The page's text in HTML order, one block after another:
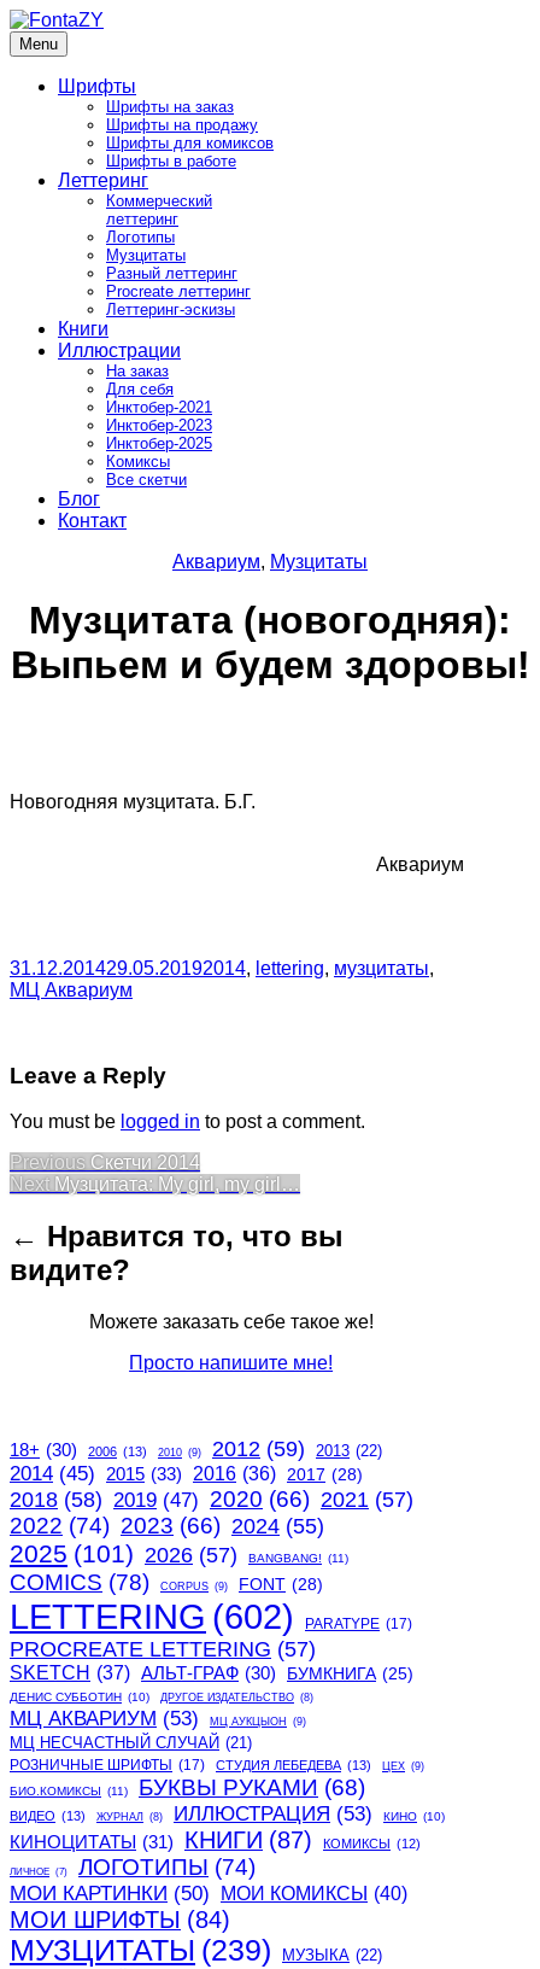
Skip
to
content
FontaZY
Fonts and pictures by Zakhar Yaschin
Menu
Шрифты
Шрифты на заказ
Шрифты на продажу
Шрифты для комиксов
Шрифты в работе
Леттеринг
Коммерческий
леттеринг
Логотипы
Музцитаты
Разный леттеринг
Procreate леттеринг
Леттеринг-эскизы
Книги
Иллюстрации
На заказ
Для себя
Инктобер-2021
Инктобер-2023
Инктобер-2025
Комиксы
Все скетчи
Блог
Контакт
Аквариум, Музцитаты
Музцитата (новогодняя):
Выпьем и будем здоровы!
Новогодняя музцитата. Б.Г.
Аквариум
31.12.201429.05.20192014, lettering, музцитаты,
МЦ Аквариум
Leave a Reply
You must be logged in to post a comment.
Post
navigation
Previous Previous
post:
Скетчи 2014
Next Next
Музцитата: My girl, my girl…
← Нравится то, что вы
видите?
Можете заказать себе такое же!
Просто напишите мне!
18+ (30) 2006 (13) 2010 (9) 2012 (59) 2013 (22)
2014 (45) 2015 (33) 2016 (36) 2017 (28)
2018 (58) 2019 (47) 2020 (66) 2021 (57)
2022 (74) 2023 (66) 2024 (55)
2025 (101) 2026 (57) BANGBANG! (11)
COMICS (78) CORPUS (9) FONT (28)
LETTERING (602) PARATYPE (17)
PROCREATE LETTERING (57)
SKETCH (37) АЛЬТ-ГРАФ (30) БУМКНИГА (25)
ДЕНИС СУББОТИН (10) ДРУГОЕ ИЗДАТЕЛЬСТВО (8)
МЦ АКВАРИУМ (53) МЦ АУКЦЫОН (9)
МЦ НЕСЧАСТНЫЙ СЛУЧАЙ (21)
РОЗНИЧНЫЕ ШРИФТЫ (17) СТУДИЯ ЛЕБЕДЕВА (13) ЦЕХ (9)
БИО.КОМИКСЫ (11) БУКВЫ РУКАМИ (68)
ВИДЕО (13) ЖУРНАЛ (8) ИЛЛЮСТРАЦИЯ (53) КИНО (10)
КИНОЦИТАТЫ (31) КНИГИ (87) КОМИКСЫ (12)
ЛИЧНОЕ (7) ЛОГОТИПЫ (74)
МОИ КАРТИНКИ (50) МОИ КОМИКСЫ (40)
МОИ ШРИФТЫ (84)
МУЗЦИТАТЫ (239) МУЗЫКА (22)